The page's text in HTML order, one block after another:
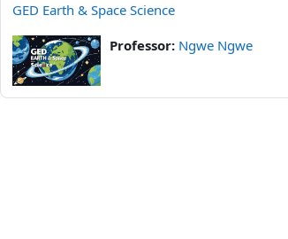
GED Earth & Space Science
Professor: Ngwe Ngwe